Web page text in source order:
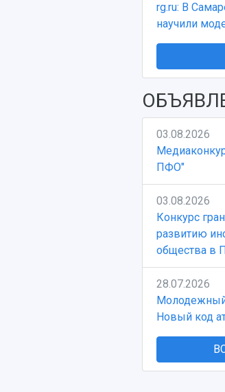
rg.ru: В
научили
03.08.2026
ПФО"
03.08.2026
Конкурс
развитию
общества в
28.07.2026
Новый код